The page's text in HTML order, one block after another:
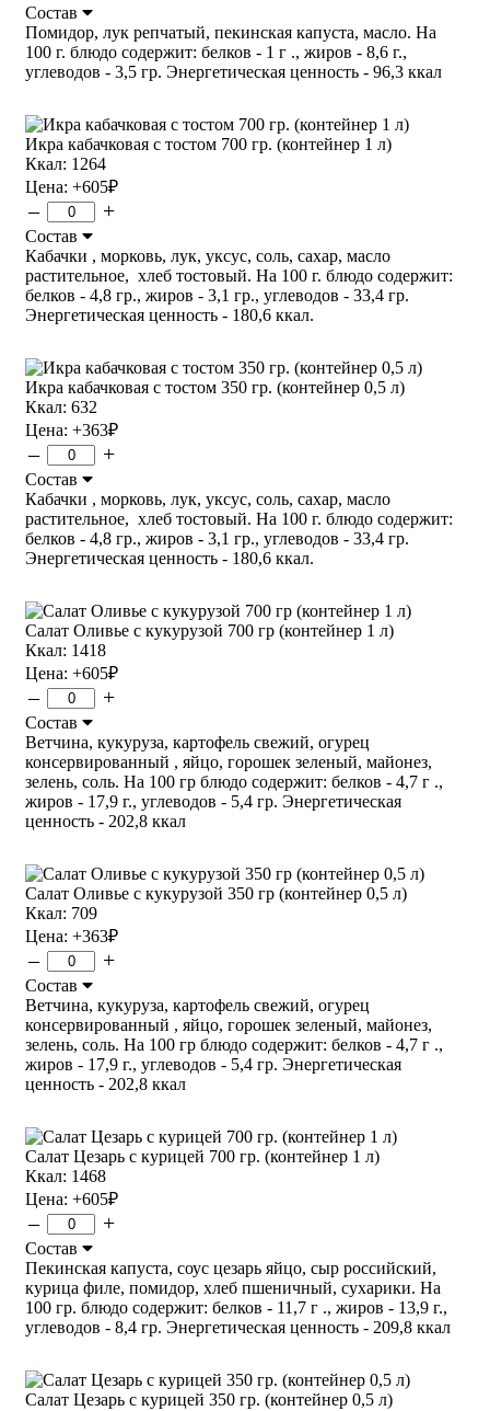
Состав
Помидор, лук репчатый, пекинская капуста, масло. На
100 г. блюдо содержит: белков - 1 г ., жиров - 8,6 г.,
углеводов - 3,5 гр. Энергетическая ценность - 96,3 ккал
Икра кабачковая с тостом 700 гр. (контейнер 1 л)
Ккал: 1264
Цена: +605₽
– +
Состав
Кабачки , морковь, лук, уксус, соль, сахар, масло
растительное, хлеб тостовый. На 100 г. блюдо содержит:
белков - 4,8 гр., жиров - 3,1 гр., углеводов - 33,4 гр.
Энергетическая ценность - 180,6 ккал.
Икра кабачковая с тостом 350 гр. (контейнер 0,5 л)
Ккал: 632
Цена: +363₽
– +
Состав
Кабачки , морковь, лук, уксус, соль, сахар, масло
растительное, хлеб тостовый. На 100 г. блюдо содержит:
белков - 4,8 гр., жиров - 3,1 гр., углеводов - 33,4 гр.
Энергетическая ценность - 180,6 ккал.
Салат Оливье с кукурузой 700 гр (контейнер 1 л)
Ккал: 1418
Цена: +605₽
– +
Состав
Ветчина, кукуруза, картофель свежий, огурец
консервированный , яйцо, горошек зеленый, майонез,
зелень, соль. На 100 гр блюдо содержит: белков - 4,7 г .,
жиров - 17,9 г., углеводов - 5,4 гр. Энергетическая
ценность - 202,8 ккал
Салат Оливье с кукурузой 350 гр (контейнер 0,5 л)
Ккал: 709
Цена: +363₽
– +
Состав
Ветчина, кукуруза, картофель свежий, огурец
консервированный , яйцо, горошек зеленый, майонез,
зелень, соль. На 100 гр блюдо содержит: белков - 4,7 г .,
жиров - 17,9 г., углеводов - 5,4 гр. Энергетическая
ценность - 202,8 ккал
Салат Цезарь с курицей 700 гр. (контейнер 1 л)
Ккал: 1468
Цена: +605₽
– +
Состав
Пекинская капуста, соус цезарь яйцо, сыр российский,
курица филе, помидор, хлеб пшеничный, сухарики. На
100 гр. блюдо содержит: белков - 11,7 г ., жиров - 13,9 г.,
углеводов - 8,4 гр. Энергетическая ценность - 209,8 ккал
Салат Цезарь с курицей 350 гр. (контейнер 0,5 л)